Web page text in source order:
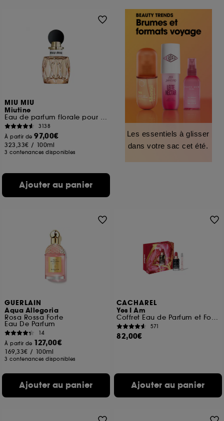
MIU MIU
Miutine
Eau de parfum florale pour femme
3138
À partir de97,00€
323,33€ / 100ml
3 contenances disponibles
Ajouter au panier
Les essentiels à glisser
dans votre sac cet été.
GUERLAIN
Aqua Allegoria
Rosa Rossa Forte
Eau De Parfum
14
À partir de 127,00€
169,33€ / 100ml
3 contenances disponibles
Ajouter au panier
CACHAREL
Yes I Am
Coffret Eau de Parfum et Format Voyage
571
82,00€
Ajouter au panier